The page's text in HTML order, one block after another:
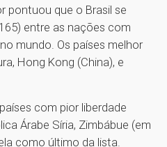
pontuou que o Brasil se
entre as nações com
mundo. Os países melhor
Hong Kong (China), e
com pior liberdade
Árabe Síria, Zimbábue (em
como último da lista.